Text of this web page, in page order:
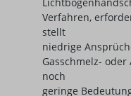
Verfahren,
stellt
niedrige
Gasschmelz-
noch
geringe